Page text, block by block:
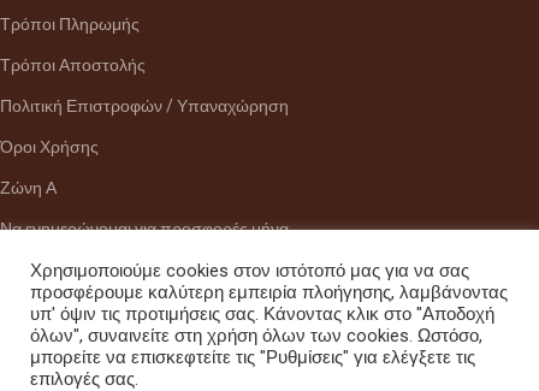
Τρόποι Πληρωμής
Τρόποι Αποστολής
Πολιτική Επιστροφών / Υπαναχώρηση
Όροι Χρήσης
Ζώνη Α
Να ενημερώνομαι για προσφορές μήνα
ΚΑΤΑΣΤΗΜΑ
Διεύθυνση:Ζωοδόχου Πηγής 18, Χαλάνδρι,Αττικής, 15231
Χρησιμοποιούμε cookies στον ιστότοπό μας για να σας
προσφέρουμε καλύτερη εμπειρία πλοήγησης, λαμβάνοντας
υπ' όψιν τις προτιμήσεις σας. Κάνοντας κλικ στο "Αποδοχή
όλων", συναινείτε στη χρήση όλων των cookies. Ωστόσο,
μπορείτε να επισκεφτείτε τις "Ρυθμίσεις" για ελέγξετε τις
επιλογές σας.